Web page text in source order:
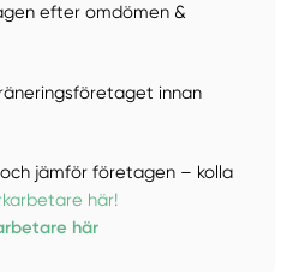
efter omdömen &
innan
jämför företagen – kolla
här!
här